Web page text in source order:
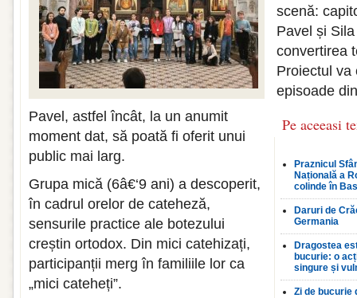
Pe aceeasi
Praznicul
Națională a
colinde în
Daruri de
Germania
Dragostea
bucurie: o
singure și
Zi de bucurie
scenă:
Pavel și
convertirea
Proiectul va
episoade
Pavel, astfel încât, la un anumit
moment dat, să poată fi oferit unui
public mai larg.
Grupa mică (6â€‘9 ani) a descoperit,
în cadrul orelor de cateheză,
sensurile practice ale botezului
creștin ortodox. Din mici catehizați,
participanții merg în familiile lor ca
„mici cateheți”.